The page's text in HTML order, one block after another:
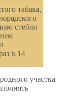
табака,
стебли
в 14
участка